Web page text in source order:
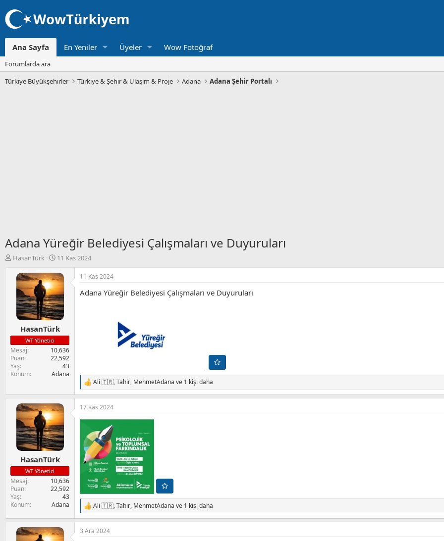
Ana Sayfa En Yeniler Üyeler Wow Fotoğraf
Forumlarda ara
Türkiye Büyükşehirler
Türkiye & Şehir & Ulaşım & Proje Adana Adana Şehir Portalı
Adana Yüreğir Belediyesi Çalışmaları ve Duyuruları
K
l
a
t
a
n
HasanTürk
B
ş
l
a
n
g
ı
ç
t
a
r
i
h
11 Kas 2024
HasanTürk
WT Yönetici
Mesaj
10,636
Puan
22,592
Yaş
43
Konum
Adana
11 Kas 2024
Adana Yüreğir Belediyesi Çalışmaları ve Duyuruları
T
e
p
k
r
:
Ali 🇹🇷,Tahir, MehmetAdana ve 1 kişi daha
HasanTürk
WT Yönetici
Mesaj
10,636
Puan
22,592
Yaş
43
Konum
Adana
17 Kas 2024
T
e
p
k
Ali 🇹🇷,Tahir, MehmetAdana ve 1 kişi daha
3 Ara 2024